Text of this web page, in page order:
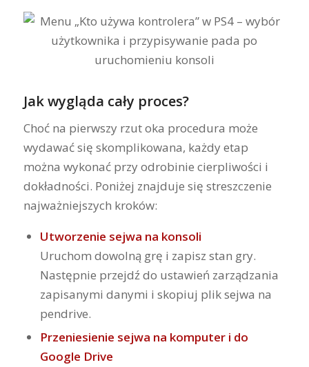
Jak wygląda cały proces?
Choć na pierwszy rzut oka procedura może
wydawać się skomplikowana, każdy etap
można wykonać przy odrobinie cierpliwości i
dokładności. Poniżej znajduje się streszczenie
najważniejszych kroków:
Utworzenie sejwa na konsoli
Uruchom dowolną grę i zapisz stan gry.
Następnie przejdź do ustawień zarządzania
zapisanymi danymi i skopiuj plik sejwa na
pendrive.
Przeniesienie sejwa na komputer i do
Google Drive